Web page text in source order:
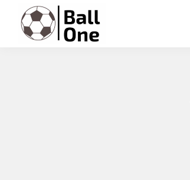
Hauptnavigation
springen
Inhalt
springen
Fußzeile
springen